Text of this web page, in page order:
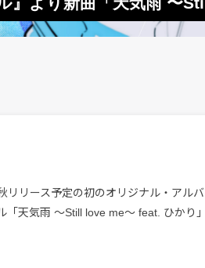
リリース予定の初のオリジナル・アル
「天気雨 〜Still love me〜 feat. ひかり